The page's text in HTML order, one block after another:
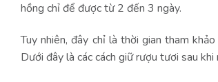
hồng chỉ để được từ 2 đến 3 ngày.
Tuy nhiên, đây chỉ là thời gian tham
Dưới đây là các cách giữ rượu tươi sau